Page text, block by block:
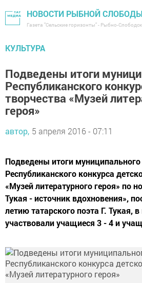
НОВОСТИ РЫБНОЙ СЛОБОДЫ
Газета "Сельские горизонты" - Рыбно-
КУЛЬТУРА
Подведены итоги
Республиканского
творчества «Музей
героя»
автор, 5 апреля 2016 - 07:11
Подведены итоги муниципального
Республиканского конкурса
«Музей литературного героя» по
Тукая - источник вдохновения»,
летию татарского поэта Г. Тукая,
участвовали учащиеся 3 - 4 и